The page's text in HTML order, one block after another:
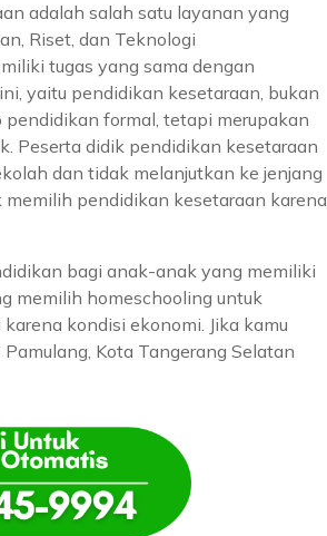
adalah salah satu layanan yang
Riset, dan Teknologi
tugas yang sama dengan
yaitu pendidikan kesetaraan, bukan
formal, tetapi merupakan
Peserta didik pendidikan kesetaraan
dan tidak melanjutkan ke jenjang
pendidikan kesetaraan karena
bagi anak-anak yang memiliki
memilih homeschooling untuk
kondisi ekonomi. Jika kamu
Kota Tangerang Selatan